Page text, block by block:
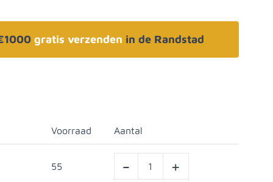
gratis verzenden in de Randstad
Voorraad Aantal
55 - +